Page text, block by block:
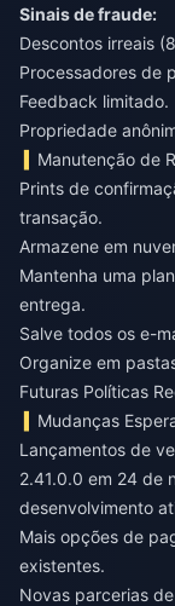
Sinais de fraude:
Descontos irreais
Processadores de
Feedback limitado.
Propriedade
Manutenção de
Prints de
transação.
Armazene em
Mantenha uma
entrega.
Salve todos os e-
Organize em
Futuras Políticas
Mudanças
Lançamentos de
2.41.0.0 em 24 de
desenvolvimento
Mais opções de
existentes.
Novas parcerias